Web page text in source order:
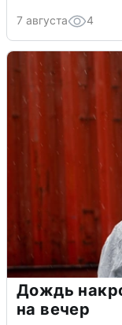
7 августа 4
Дождь
на вечер